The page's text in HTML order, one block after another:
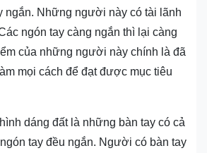
ngắn. Những người này có tài lãnh
ngón tay càng ngắn thì lại càng
của những người này chính là đã
mọi cách để đạt được mục tiêu
dáng đất là những bàn tay có cả
tay đều ngắn. Người có bàn tay